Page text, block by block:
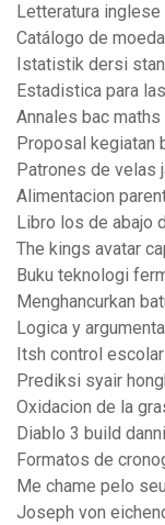
Letteratura
Catálogo de
Istatistik dersi
Estadistica para
Annales bac
Proposal kegiatan
Patrones de velas
Alimentacion
Libro los de abajo
The kings avatar
Buku teknologi
Menghancurkan
Logica y
Itsh control
Prediksi syair
Oxidacion de la
Diablo 3 build
Formatos de
Me chame pelo
Joseph von